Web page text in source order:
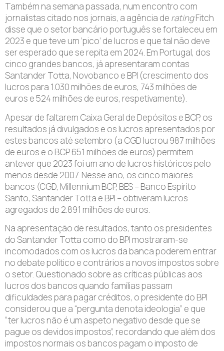
Também na semana passada, num encontro com
jornalistas citado nos jornais, a agência de ratingFitch
disse que o setor bancário português se fortaleceu em
2023 e que teve um ‘pico’ de lucros e que tal não deve
ser esperado que se repita em 2024. Em Portugal, dos
cinco grandes bancos, já apresentaram contas
Santander Totta, Novobanco e BPI (crescimento dos
lucros para 1.030 milhões de euros, 743 milhões de
euros e 524 milhões de euros, respetivamente).
Apesar de faltarem Caixa Geral de Depósitos e BCP, os
resultados já divulgados e os lucros apresentados por
estes bancos até setembro (a CGD lucrou 987 milhões
de euros e o BCP 651 milhões de euros) permitem
antever que 2023 foi um ano de lucros históricos pelo
menos desde 2007. Nesse ano, os cinco maiores
bancos (CGD, Millennium BCP, BES – Banco Espírito
Santo, Santander Totta e BPI – obtiveram lucros
agregados de 2.891 milhões de euros.
Na apresentação de resultados, tanto os presidentes
do Santander Totta como do BPI mostraram-se
incomodados com os lucros da banca poderem entrar
no debate político e contrários a novos impostos sobre
o setor. Questionado sobre as críticas públicas aos
lucros dos bancos quando famílias passam
dificuldades para pagar créditos, o presidente do BPI
considerou que a “pergunta denota ideologia” e que
“ter lucros não é um aspeto negativo desde que se
pague os devidos impostos”, recordando que além dos
impostos normais os bancos pagam o imposto de